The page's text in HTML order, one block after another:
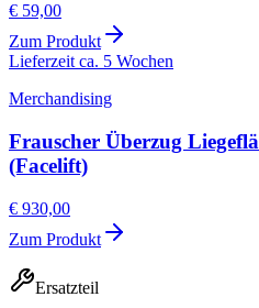
€ 59,00
Zum Produkt
Lieferzeit ca. 5 Wochen
Merchandising
Frauscher Überzug
(Facelift)
€ 930,00
Zum Produkt
Ersatzteil